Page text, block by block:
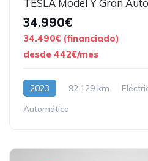
TESLA Model Y Gran
34.990€
34.490€ (financiado)
desde 442€/mes
2023 92.129 km
Automático